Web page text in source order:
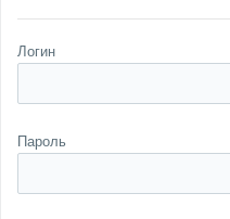
Логин
Пароль